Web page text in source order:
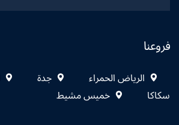
فروعنا
الرياض الحمراء جدة
سكاكا
خميس مشيط